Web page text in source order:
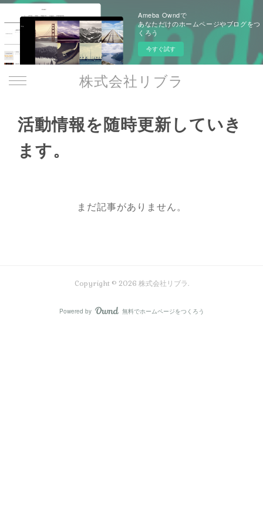
Ameba Owndで
あなただけのホームページやブログをつ
くろう
今すぐ試す
株式会社リブラ
活動情報を随時更新していき
ます。
まだ記事がありません。
Copyright © 2026 株式会社リブラ.
Powered by AmebaOwnd
無料でホームページをつくろう